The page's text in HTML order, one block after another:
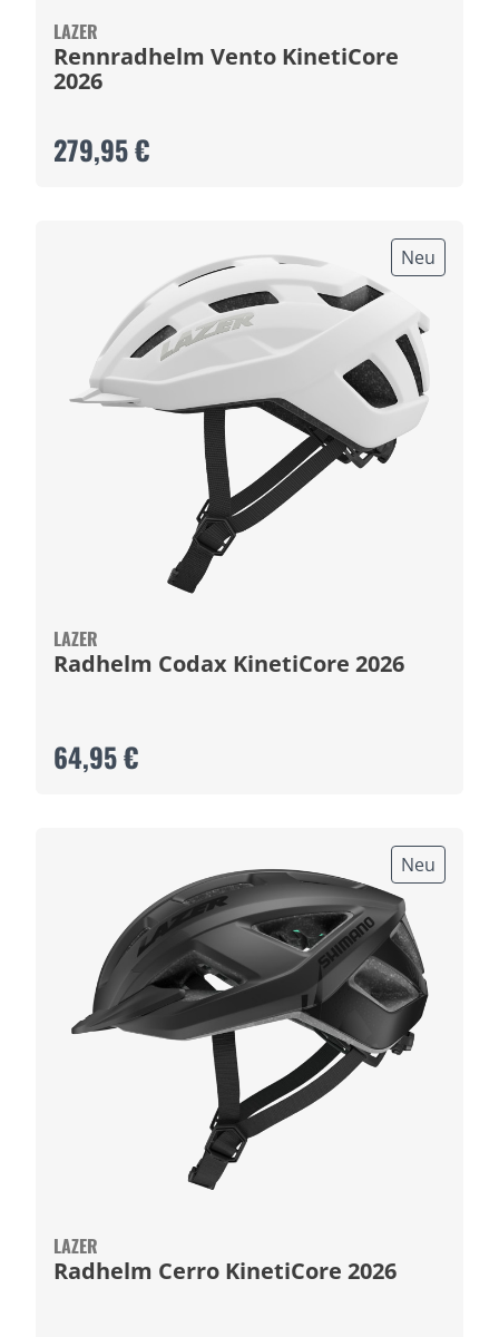
LAZER
Rennradhelm Vento KinetiCore
2026
279,95 €
Neu
LAZER
Radhelm Codax KinetiCore 2026
64,95 €
Neu
LAZER
Radhelm Cerro KinetiCore 2026